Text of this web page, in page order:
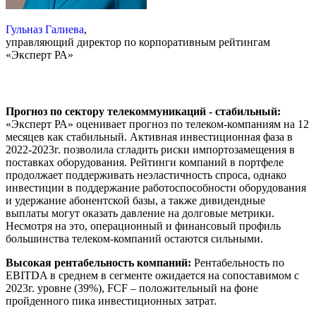
Гульназ Галиева,
управляющий директор по корпоративным рейтингам
«Эксперт РА»
Прогноз по сектору телекоммуникаций - стабильный:
«Эксперт РА» оценивает прогноз по телеком-компаниям на 12
месяцев как стабильный. Активная инвестиционная фаза в
2022-2023г. позволила сгладить риски импортозамещения в
поставках оборудования. Рейтинги компаний в портфеле
продолжает поддерживать неэластичность спроса, однако
инвестиции в поддержание работоспособности оборудования
и удержание абонентской базы, а также дивидендные
выплаты могут оказать давление на долговые метрики.
Несмотря на это, операционный и финансовый профиль
большинства телеком-компаний остаются сильными.
Высокая рентабельность компаний: Рентабельность по
EBITDA в среднем в сегменте ожидается на сопоставимом с
2023г. уровне (39%), FCF – положительный на фоне
пройденного пика инвестиционных затрат.